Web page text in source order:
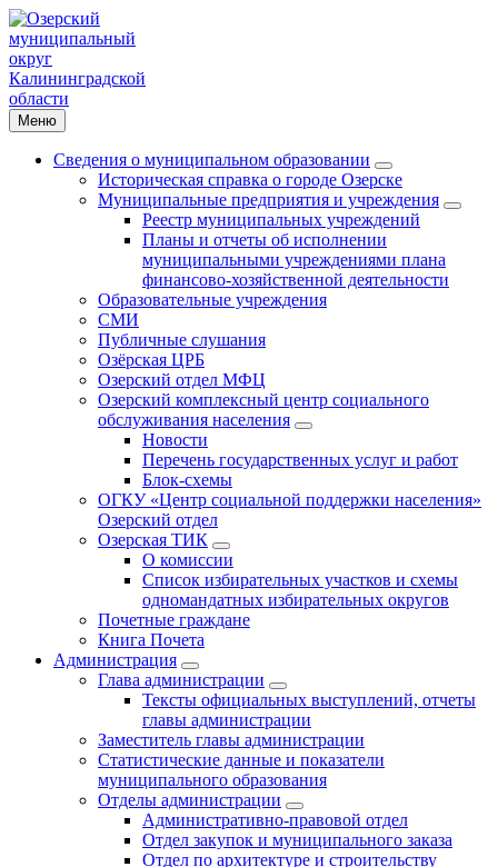
Меню
Сведения о муниципальном образовании
Историческая справка о городе Озерске
Муниципальные предприятия и учреждения
Реестр муниципальных учреждений
Планы и отчеты об исполнении
муниципальными учреждениями плана
финансово-хозяйственной деятельности
Образовательные учреждения
СМИ
Публичные слушания
Озёрская ЦРБ
Озерский отдел МФЦ
Озерский комплексный центр социального
обслуживания населения
Новости
Перечень государственных услуг и работ
Блок-схемы
ОГКУ «Центр социальной поддержки населения»
Озерский отдел
Озерская ТИК
О комиссии
Список избирательных участков и схемы
одномандатных избирательных округов
Почетные граждане
Книга Почета
Администрация
Глава администрации
Тексты официальных выступлений, отчеты
главы администрации
Заместитель главы администрации
Статистические данные и показатели
муниципального образования
Отделы администрации
Административно-правовой отдел
Отдел закупок и муниципального заказа
Отдел по архитектуре и строительству